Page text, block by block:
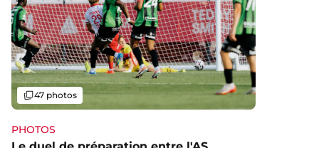
PHOTOS
Galerie
47 photos